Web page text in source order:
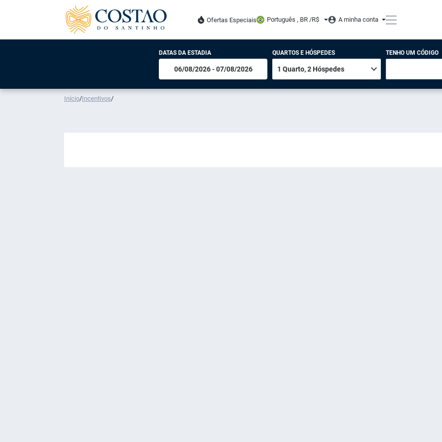
Ofertas Especiais Português , BR /R$ A minha conta
DATAS DA ESTADIA QUARTOS E HÓSPEDES TENHO UM CÓDIGO
Início/Incentivos/